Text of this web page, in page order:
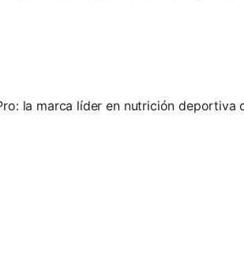
la marca líder en nutrición deportiva